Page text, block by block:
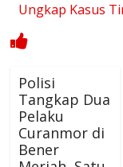
Ungkap Kasus
Polisi
Tangkap Dua
Pelaku
Curanmor di
Bener